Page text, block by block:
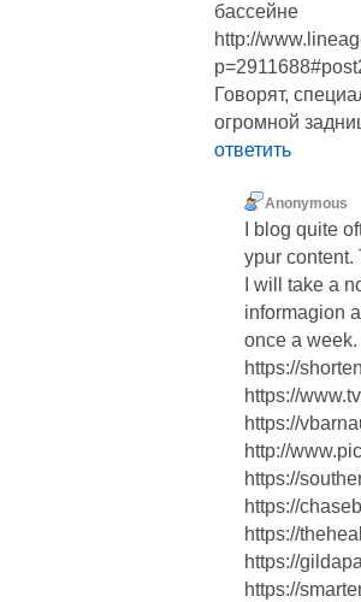
бассейне
http://
Говорят,
огромной
ответить
Anonymous
I blog quite
ypur content.
I will take a
informagion
once a
https://
https://
https://
http://
https://
https://
https://
https://
https://